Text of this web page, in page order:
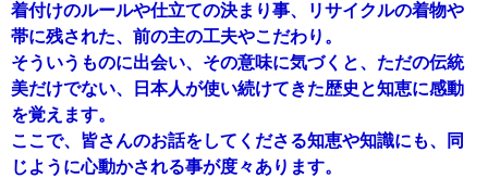
着付けのルールや仕立ての決まり事、リサイクルの着物や
帯に残された、前の主の工夫やこだわり。
そういうものに出会い、その意味に気づくと、ただの伝統
美だけでない、日本人が使い続けてきた歴史と知恵に感動
を覚えます。
ここで、皆さんのお話をしてくださる知恵や知識にも、同
じように心動かされる事が度々あります。